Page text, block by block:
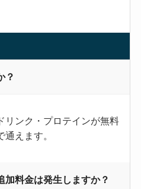
？
リンク・プロテインが無料
えます。
加料金は発生しますか？